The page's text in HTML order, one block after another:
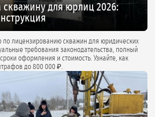
для юрлиц 2026:
по лицензированию скважин для юридических
полный
оформления и стоимость. Узнайте, как
до 800 000 ₽.